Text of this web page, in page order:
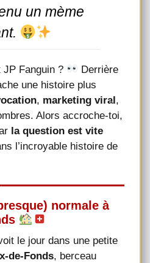
un mème
Fanguin ?
Derrière
une histoire plus
, marketing viral,
Alors accroche-toi,
la question est vite
l’incroyable histoire de
normale à
le jour dans une petite
de-Fonds, berceau